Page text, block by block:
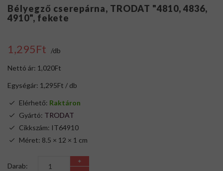
Bélyegző cserepárna, TRODAT "4810, 4836,
4910", fekete
1,295Ft /db
Nettó ár: 1,020Ft
Egységár: 1,295Ft / db
Elérhető: Raktáron
Gyártó: TRODAT
Cikkszám: IT64910
Méret: 8.5 × 12 × 1 cm
Darab: